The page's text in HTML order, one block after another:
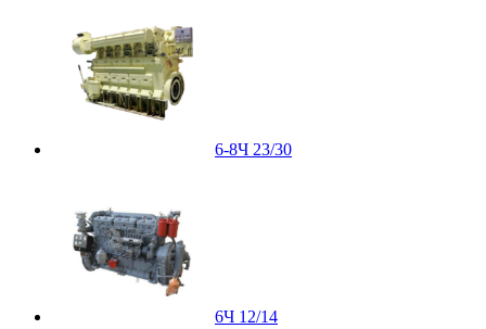
6-8Ч 23/30
6Ч 12/14